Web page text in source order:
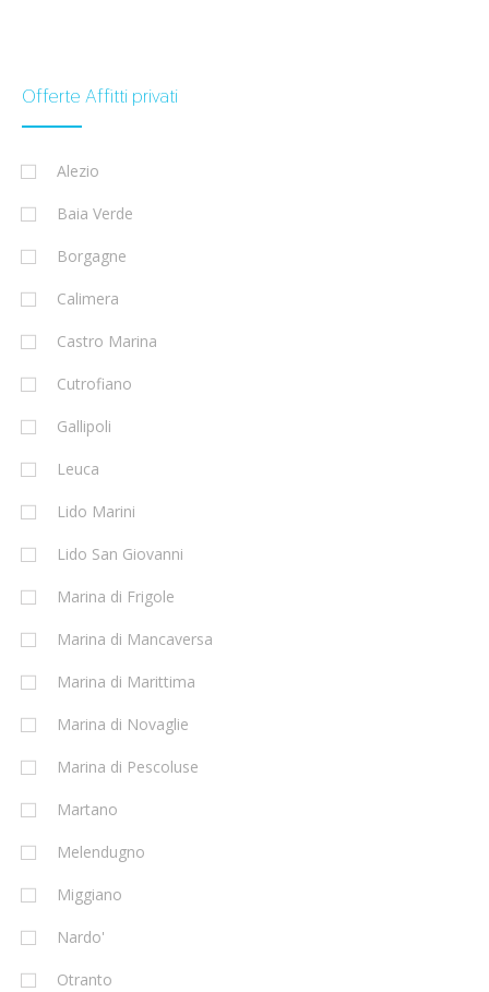
Offerte Affitti privati
Alezio
Baia Verde
Borgagne
Calimera
Castro Marina
Cutrofiano
Gallipoli
Leuca
Lido Marini
Lido San Giovanni
Marina di Frigole
Marina di Mancaversa
Marina di Marittima
Marina di Novaglie
Marina di Pescoluse
Martano
Melendugno
Miggiano
Nardo'
Otranto